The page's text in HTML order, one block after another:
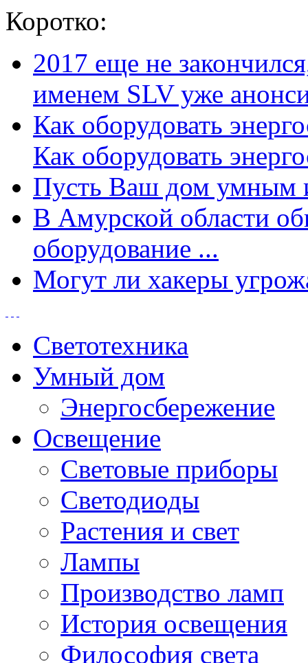
Коротко:
2017 еще не
именем SLV уже
Как оборудовать
Как оборудовать
Пусть Ваш дом умным
В Амурской области
оборудование ...
Могут ли хакеры
Светотехника
Умный дом
Энергосбережение
Освещение
Световые приборы
Светодиоды
Растения и свет
Лампы
Производство ламп
История освещения
Философия света